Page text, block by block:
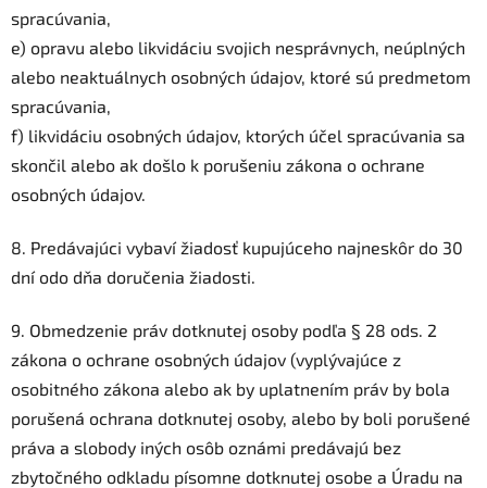
spracúvania,
e) opravu alebo likvidáciu svojich nesprávnych, neúplných
alebo neaktuálnych osobných údajov, ktoré sú predmetom
spracúvania,
f) likvidáciu osobných údajov, ktorých účel spracúvania sa
skončil alebo ak došlo k porušeniu zákona o ochrane
osobných údajov.
8. Predávajúci vybaví žiadosť kupujúceho najneskôr do 30
dní odo dňa doručenia žiadosti.
9. Obmedzenie práv dotknutej osoby podľa § 28 ods. 2
zákona o ochrane osobných údajov (vyplývajúce z
osobitného zákona alebo ak by uplatnením práv by bola
porušená ochrana dotknutej osoby, alebo by boli porušené
práva a slobody iných osôb oznámi predávajú bez
zbytočného odkladu písomne dotknutej osobe a Úradu na